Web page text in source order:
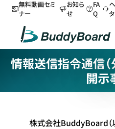
無料動画セミ
ナー
お知ら
せ
FA
Q
情報送信指令通信（
開示
株式会社BuddyBoard（